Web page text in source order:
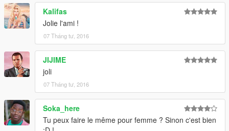
Kalifas
Jolie l'ami !
07 Tháng tư, 2016
JIJIME
joli
07 Tháng tư, 2016
Soka_here
Tu peux faire le même pour femme ? Sinon c'est bien